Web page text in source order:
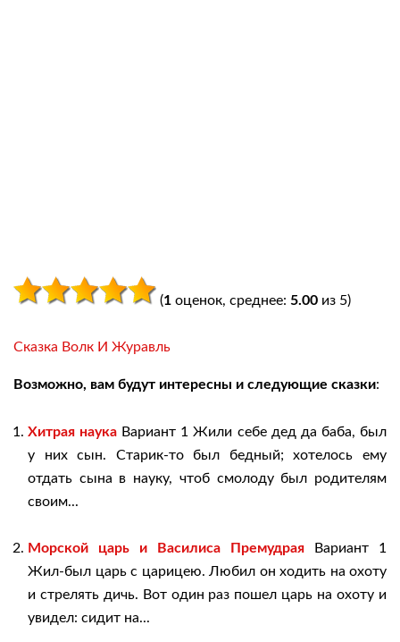
(1 оценок, среднее: 5.00 из 5)
Сказка Волк И Журавль
Возможно, вам будут интересны и следующие сказки:
Хитрая наука Вариант 1 Жили себе дед да баба, был
у них сын. Старик-то был бедный; хотелось ему
отдать сына в науку, чтоб смолоду был родителям
своим...
Морской царь и Василиса Премудрая Вариант 1
Жил-был царь с царицею. Любил он ходить на охоту
и стрелять дичь. Вот один раз пошел царь на охоту и
увидел: сидит на...